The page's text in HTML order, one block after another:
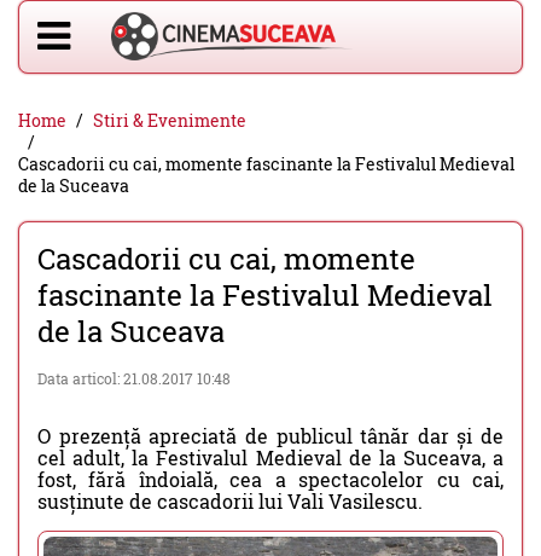
Home
Stiri & Evenimente
Cascadorii cu cai, momente fascinante la Festivalul Medieval
de la Suceava
Cascadorii cu cai, momente
fascinante la Festivalul Medieval
de la Suceava
Data articol: 21.08.2017 10:48
O prezență apreciată de publicul tânăr dar și de
cel adult, la Festivalul Medieval de la Suceava, a
fost, fără îndoială, cea a spectacolelor cu cai,
susținute de cascadorii lui Vali Vasilescu.